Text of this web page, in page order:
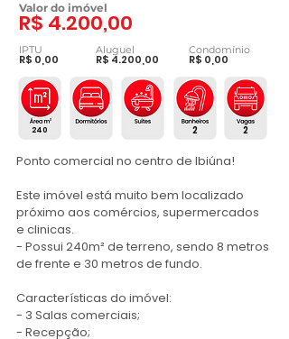
Valor do imóvel
R$ 4.200,00
IPTU
R$ 0,00
Aluguel
R$ 4.200,00
Condomínio
R$ 0,00
2 2
240
Ponto comercial no centro de Ibiúna!
Este imóvel está muito bem localizado
próximo aos comércios, supermercados
e clinicas.
- Possui 240m² de terreno, sendo 8 metros
de frente e 30 metros de fundo.
Características do imóvel:
- 3 Salas comerciais;
- Recepção;